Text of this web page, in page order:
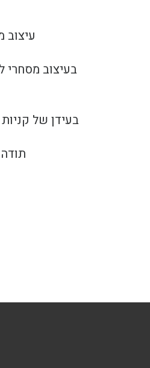
עיצוב
בעיצוב מסחרי
בעידן של